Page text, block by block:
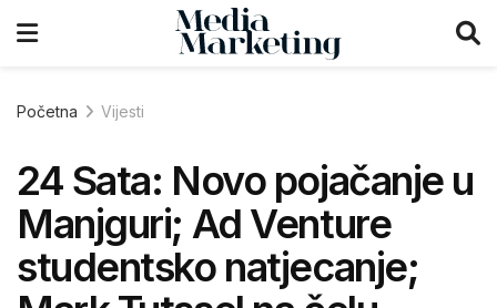
Početna Vijesti
24 Sata: Novo pojačanje u
Manjguri; Ad Venture
studentsko natjecanje;